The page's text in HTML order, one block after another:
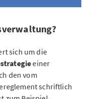
sich um die
einer
den vom
schriftlich